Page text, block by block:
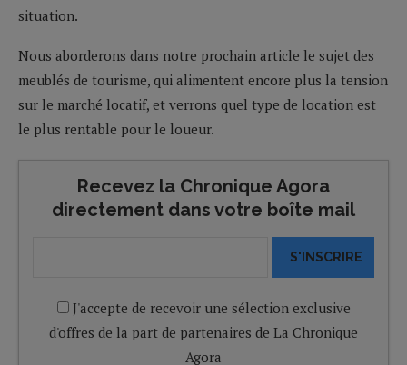
situation.
Nous aborderons dans notre prochain article le sujet des
meublés de tourisme, qui alimentent encore plus la tension
sur le marché locatif, et verrons quel type de location est
le plus rentable pour le loueur.
Recevez la Chronique Agora
directement dans votre boîte mail
S'INSCRIRE
J'accepte de recevoir une sélection exclusive
d'offres de la part de partenaires de La Chronique
Agora